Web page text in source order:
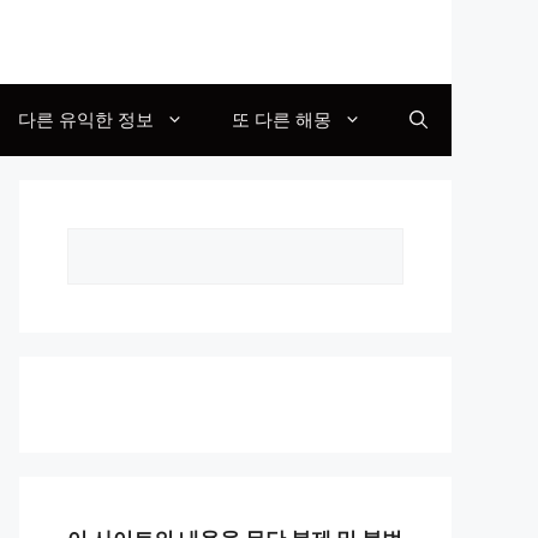
다른 유익한 정보 또 다른 해몽